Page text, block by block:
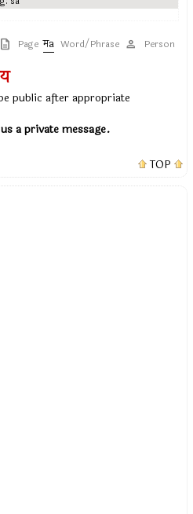
Page Word/Phrase Person
public after appropriate
a private message.
TOP